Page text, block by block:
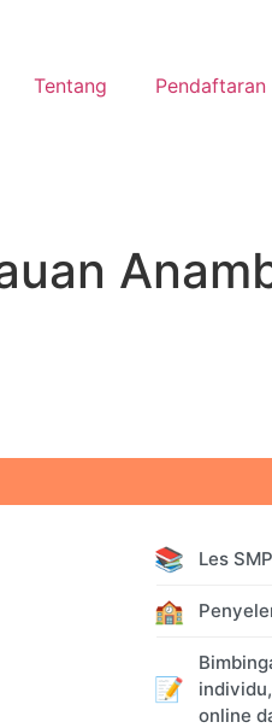
Tentang Pendaftaran
📚 Les
🏫
📝
online